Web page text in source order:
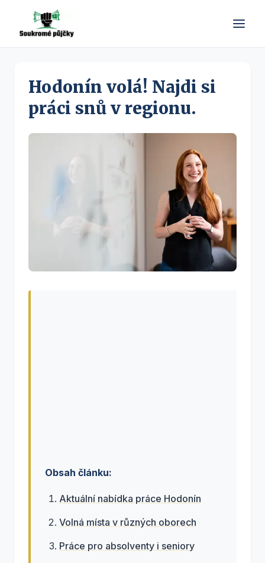
Hodonín volá! Najdi si
práci snů v regionu.
Obsah článku:
Aktuální nabídka práce Hodonín
Volná místa v různých oborech
Práce pro absolventy i seniory